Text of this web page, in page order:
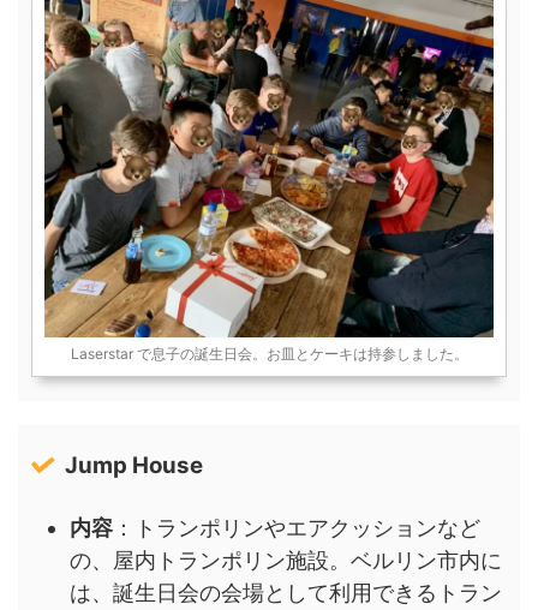
Laserstar で息子の誕生日会。お皿とケーキは持参しました。
Jump House
内容：トランポリンやエアクッションなど
の、屋内トランポリン施設。ベルリン市内に
は、誕生日会の会場として利用できるトラン